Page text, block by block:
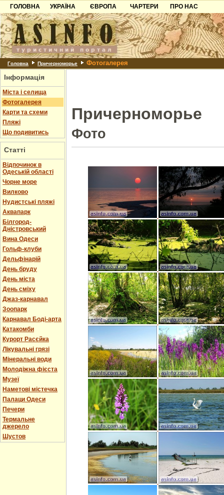
ГОЛОВНА
УКРАЇНА
Карпати
Азов
Причорноморря
Шацьк
ЄВРОПА
Чорногорія
Хорватія
Болгарія
Албанія
ЧАРТЕРИ
ПРО НАС
Контакти
Партнерам
Додати готель
Головна Причерноморье Фотогалерея
Інформація
Міста і селища
Фотогалерея
Карти та схеми
Пляжі
Що подивитись
Статті
Відпочинок в
Одеській області
Чорне море
Вилково
Нудистські пляжі
Аквапарк
Білгород-
Дністровський
Вина Одеси
Гольф-клуби
Дельфінарій
День бруду
День міста
День сміху
Джаз-карнавал
Зоопарк
Карнавал Боді-арта
Катакомби
Курорт Расєйка
Лікувальні грязі
Мінеральні води
Молодіжна фієста
Музеї
Наметові містечка
Палаци Одеси
Печери
Термальне
джерело
Шустов
Причерноморье
Фото